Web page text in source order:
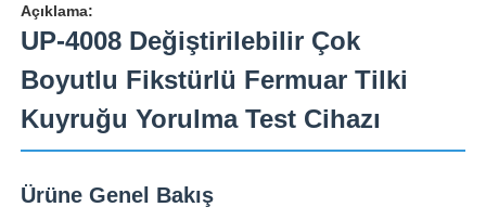
Açıklama:
UP-4008 Değiştirilebilir Çok
Boyutlu Fikstürlü Fermuar Tilki
Kuyruğu Yorulma Test Cihazı
Ürüne Genel Bakış